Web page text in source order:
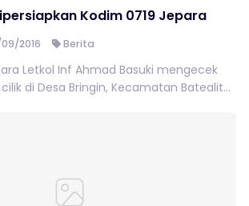
Kodim 0719 Jepara
2016 Berita
Letkol Inf Ahmad Basuki mengecek
di Desa Bringin, Kecamatan Batealit...